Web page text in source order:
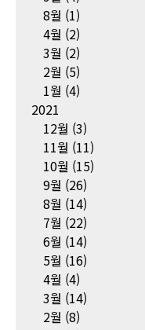
8월 (1)
4월 (2)
3월 (2)
2월 (5)
1월 (4)
2021
12월 (3)
11월 (11)
10월 (15)
9월 (26)
8월 (14)
7월 (22)
6월 (14)
5월 (16)
4월 (4)
3월 (14)
2월 (8)